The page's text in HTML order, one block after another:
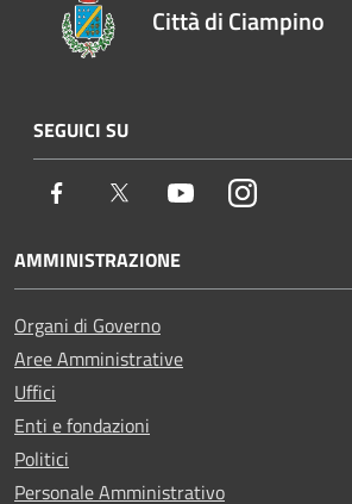
Città di Ciampino
SEGUICI SU
Facebook Twitter YoutubeInstagram
AMMINISTRAZIONE
Organi di Governo
Aree Amministrative
Uffici
Enti e fondazioni
Politici
Personale Amministrativo